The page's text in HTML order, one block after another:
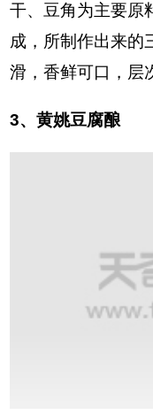
干、豆角为主要原
成，所制作出来的
滑，香鲜可口，层
3、黄姚豆腐酿